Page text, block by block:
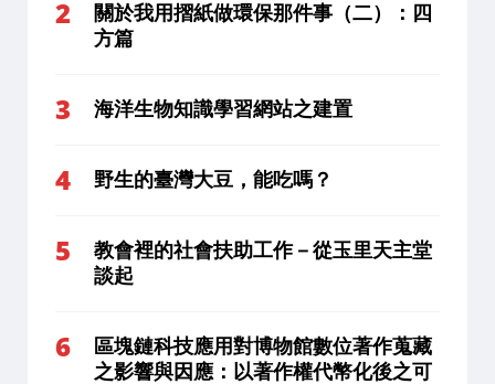
關於我用摺紙做環保那件事（二）：四
方篇
海洋生物知識學習網站之建置
野生的臺灣大豆，能吃嗎？
教會裡的社會扶助工作－從玉里天主堂
談起
區塊鏈科技應用對博物館數位著作蒐藏
之影響與因應：以著作權代幣化後之可